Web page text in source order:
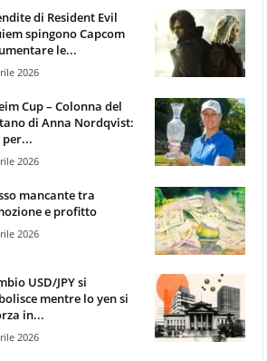
di Resident Evil
spingono Capcom
le...
2026
Cup – Colonna del
di Anna Nordqvist:
2026
mancante tra
e profitto
2026
USD/JPY si
mentre lo yen si
in...
2026